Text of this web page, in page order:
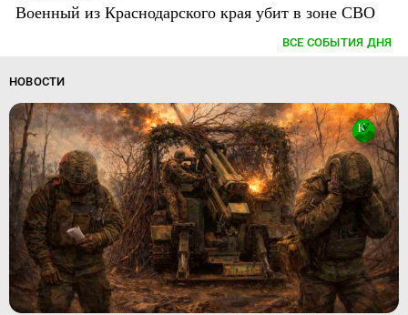
Военный из Краснодарского края убит в зоне СВО
ВСЕ СОБЫТИЯ ДНЯ
НОВОСТИ